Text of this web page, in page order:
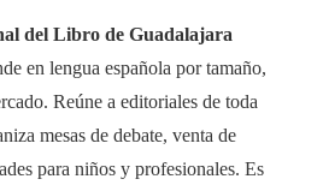
del Libro de Guadalajara
en lengua española por tamaño,
Reúne a editoriales de toda
mesas de debate, venta de
para niños y profesionales. Es